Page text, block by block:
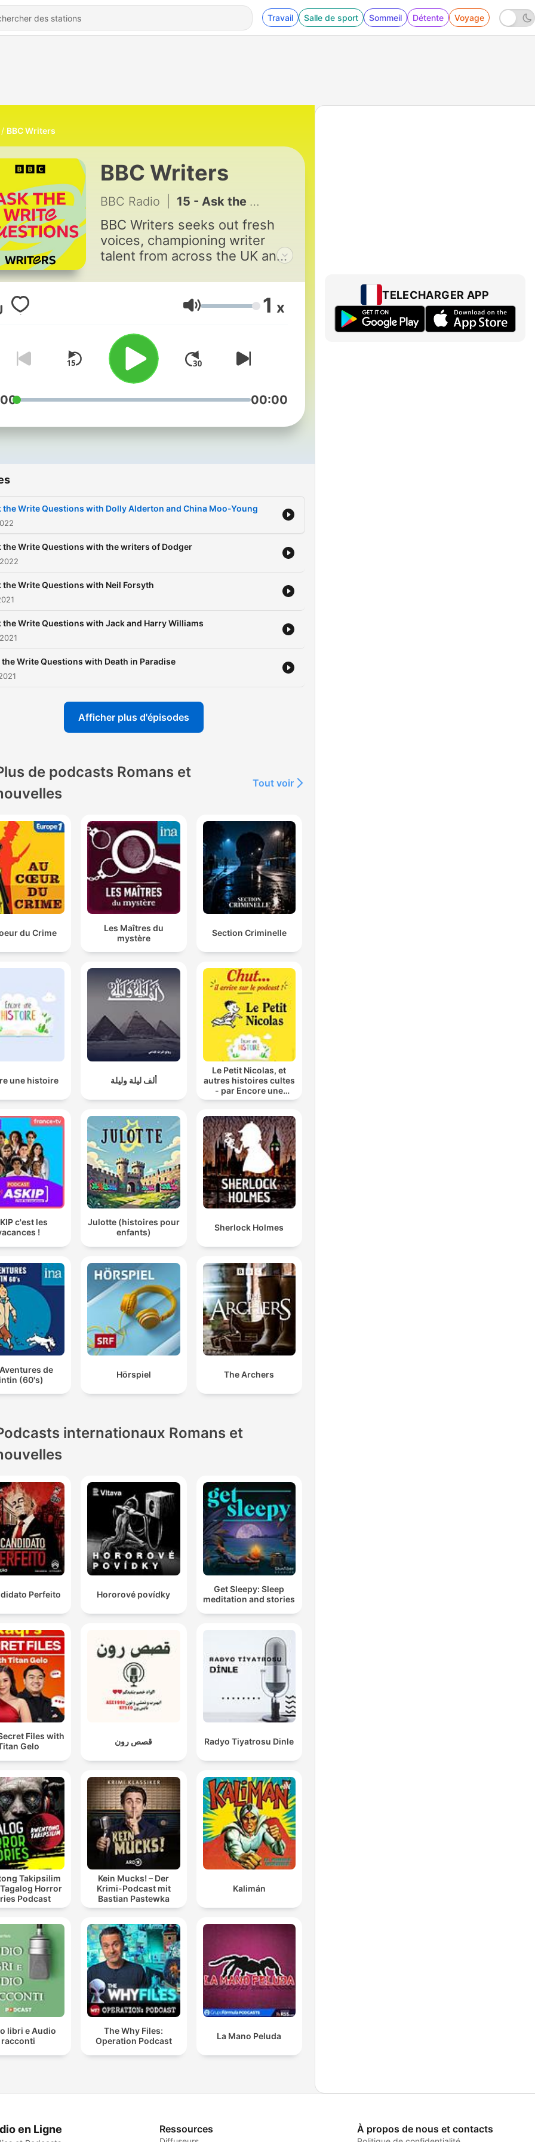
Travail Salle de sport Sommeil Détente Voyage
BBC Writers
BBC Writers
BBC Radio 15 - Ask the Write Questions with Dolly Alderton and China Moo-Young
BBC Writers seeks out fresh
voices, championing writer
talent from across the UK and
support, develop and
challenge writers throughout
their careers, across the BBC.
Volume 1 x
00:00
the Write Questions with Dolly Alderton and China Moo-Young
the Write Questions with the writers of Dodger
the Write Questions with Neil Forsyth
the Write Questions with Jack and Harry Williams
the Write Questions with Death in Paradise
Afficher plus d'épisodes
de podcasts Romans et
Tout voir
du Crime
Les Maîtres du
mystère
Section Criminelle
une histoire ألف ليلة وليلة
Le Petit Nicolas, et
autres histoires cultes
- par Encore une
histoire
c'est les
!
Julotte (histoires pour
enfants)
Sherlock Holmes
de
(60's)
Hörspiel The Archers
internationaux Romans et
Perfeito Hororové povídky
Get Sleepy: Sleep
meditation and stories
Files with
Gelo
قصص رون Radyo Tiyatrosu Dinle
Takipsilim
Horror
Podcast
Kein Mucks! – Der
Krimi-Podcast mit
Bastian Pastewka
Kalimán
libri e Audio
racconti
The Why Files:
Operation Podcast
La Mano Peluda
TELECHARGER APP
en Ligne Ressources À propos de nous et contacts